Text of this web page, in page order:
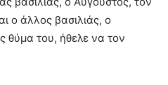
ο άλλος βασιλιάς, ο
θύμα του, ήθελε να τον